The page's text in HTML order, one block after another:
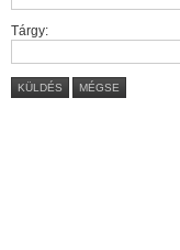
Tárgy:
KÜLDÉS MÉGSE